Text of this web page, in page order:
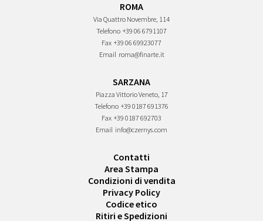
ROMA
Via Quattro Novembre, 114
Telefono +39 06 6791107
Fax +39 06 69923077
Email roma@finarte.it
SARZANA
Piazza Vittorio Veneto, 17
Telefono +39 0187 691376
Fax +39 0187 692703
Email info@czernys.com
Contatti
Area Stampa
Condizioni di vendita
Privacy Policy
Codice etico
Ritiri e Spedizioni